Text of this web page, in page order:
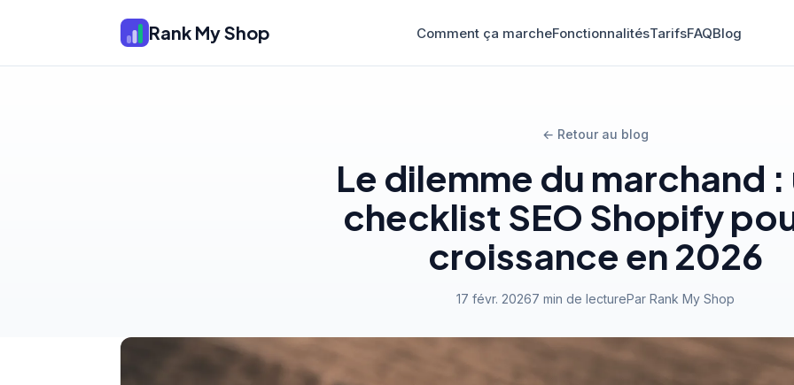
Rank My Shop Comment ça marcheFonctionnalitésTarifsFAQBlog
← Retour au blog
Le dilemme du marchand :
checklist SEO Shopify
croissance en 2026
17 févr. 20267 min de lecturePar Rank My Shop